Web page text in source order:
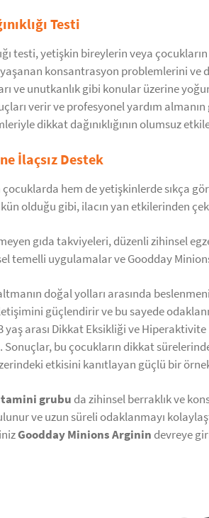
Testi
testi, yetişkin bireylerin veya
konsantrasyon problemlerini ve
ve unutkanlık gibi konular üzerine
verir ve profesyonel yardım
dikkat dağınıklığının olumsuz
İlaçsız Destek
hem de yetişkinlerde sıkça
olduğu gibi, ilacın yan etkilerinden
gıda takviyeleri, düzenli zihinsel
temelli uygulamalar ve Goodday
doğal yolları arasında
güçlendirir ve bu sayede
yaş arası Dikkat Eksikliği ve
Sonuçlar, bu çocukların dikkat
etkisini kanıtlayan güçlü bir
grubu da zihinsel berraklık ve
ve uzun süreli odaklanmayı
Goodday Minions Arginin devreye